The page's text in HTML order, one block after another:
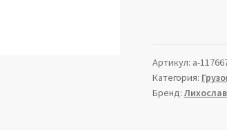
Артикул: a-
Категория:
Бренд: